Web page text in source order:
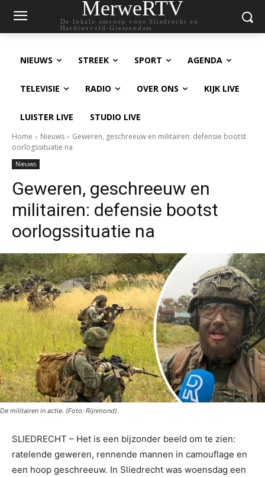
MerweRTV
De lokale omroep voor Sliedrecht en
Hardinxveld-Giessendam
NIEUWS STREEK SPORT AGENDA
TELEVISIE RADIO OVER ONS KIJK LIVE
LUISTER LIVE STUDIO LIVE
Home Nieuws
Geweren, geschreeuw en militairen: defensie bootst
oorlogssituatie na
Nieuws
Geweren, geschreeuw en
militairen: defensie bootst
oorlogssituatie na
De militairen in actie. (Foto: Rijnmond).
SLIEDRECHT – Het is een bijzonder beeld om te zien:
ratelende geweren, rennende mannen in camouflage en
een hoop geschreeuw. In Sliedrecht was woensdag een